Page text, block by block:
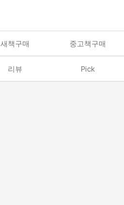
새책구매 중고책구매
리뷰 Pick